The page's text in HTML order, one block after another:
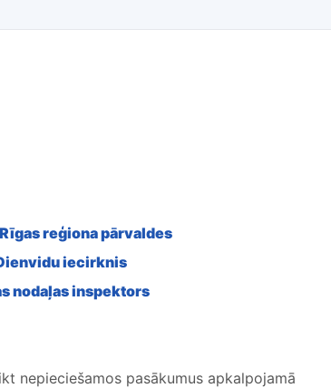
reģiona pārvaldes
iecirknis
nodaļas inspektors
nepieciešamos pasākumus apkalpojamā